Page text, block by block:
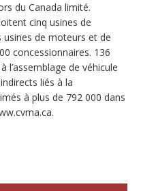
du Canada limité.
cinq usines de
usines de moteurs et de
concessionnaires. 136
l’assemblage de véhicule
liés à la
à plus de 792 000 dans